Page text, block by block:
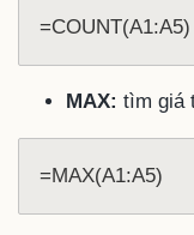
=COUNT(A1:A5)
MAX: tìm giá